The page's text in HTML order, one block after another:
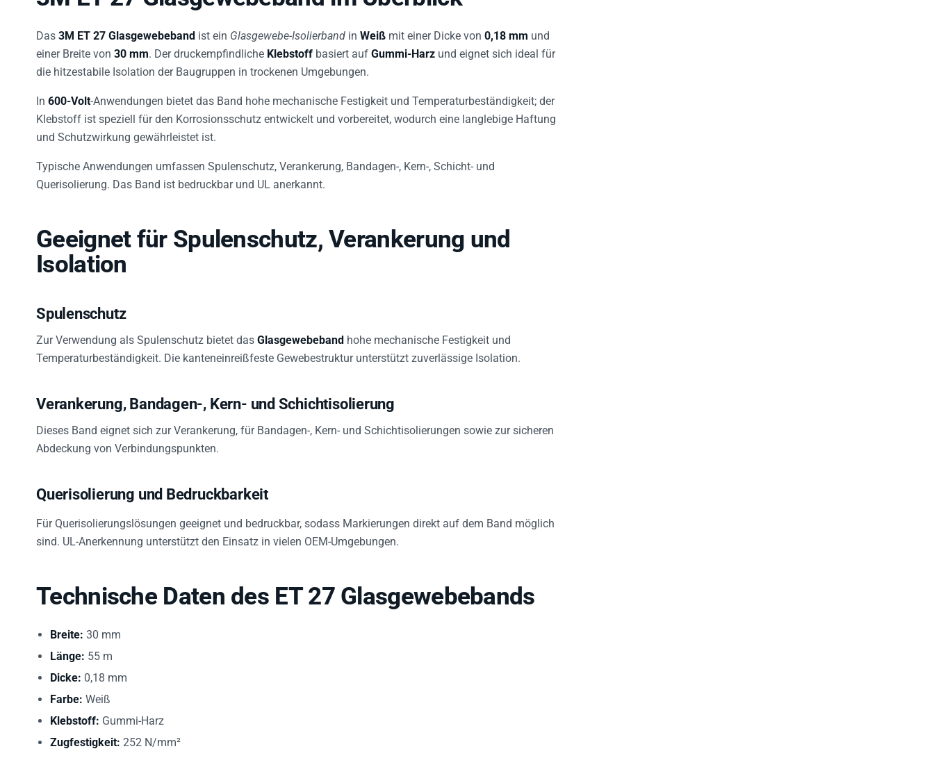
Das 3M ET 27 Glasgewebeband ist ein Glasgewebe-Isolierband in Weiß mit einer Dicke von 0,18 mm
und
einer Breite von
30 mm . Der druckempfindliche Klebstoff basiert auf Gummi-Harz
und eignet sich ideal für
die hitzestabile Isolation der Baugruppen in trockenen Umgebungen.
In 600-Volt
-Anwendungen bietet das Band hohe mechanische Festigkeit und Temperaturbeständigkeit; der
Klebstoff ist speziell für den Korrosionsschutz entwickelt und vorbereitet, wodurch eine langlebige Haftung
und Schutzwirkung gewährleistet ist.
Typische Anwendungen umfassen Spulenschutz, Verankerung, Bandagen-, Kern-, Schicht- und
Querisolierung. Das Band ist bedruckbar und UL anerkannt.
Geeignet für Spulenschutz, Verankerung und
Isolation
Spulenschutz
Zur Verwendung als Spulenschutz bietet das Glasgewebeband hohe mechanische Festigkeit und
Temperaturbeständigkeit. Die kanteneinreißfeste Gewebestruktur unterstützt zuverlässige Isolation.
Verankerung, Bandagen-, Kern- und Schichtisolierung
Dieses Band eignet sich zur Verankerung, für Bandagen-, Kern- und Schichtisolierungen sowie zur sicheren
Abdeckung von Verbindungspunkten.
Querisolierung und Bedruckbarkeit
Für Querisolierungslösungen geeignet und bedruckbar, sodass Markierungen direkt auf dem Band möglich
sind. UL-Anerkennung unterstützt den Einsatz in vielen OEM-Umgebungen.
Technische Daten des ET 27 Glasgewebebands
Breite:
30 mm
Länge:
55 m
Dicke:
0,18 mm
Farbe:
Weiß
Klebstoff:
Gummi-Harz
Zugfestigkeit:
252 N/mm²